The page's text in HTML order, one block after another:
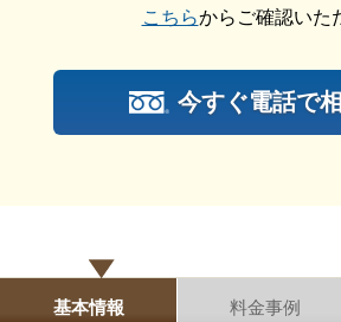
お値打ちしたい方におすすめの葬儀
草津ブライトホール【草津駅
草津ブライトホール【草津駅西】
う葬儀です。
こちらからご確認いた
今すぐ電話で
基本情報 料金事例